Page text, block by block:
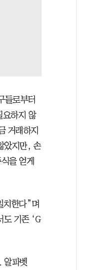
들로부터
요하지 않
거래하지
았지만, 손
을 얻게
치한다”며
도 기존 ‘G
알파벳